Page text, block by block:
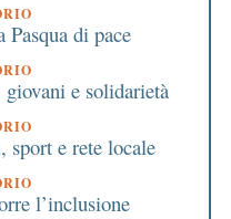
Pasqua di pace
e solidarietà
sport e rete locale
l’inclusione